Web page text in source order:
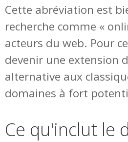
Cette abréviation est
recherche comme «
acteurs du web. Pour
devenir une extension
alternative aux
domaines à fort
Ce qu'inclut le